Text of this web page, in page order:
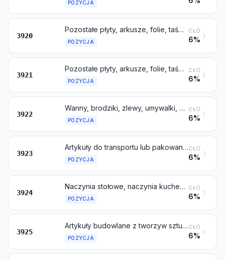
POZYCJA
3920
Pozostałe płyty, arkusze, folie, taśmy i pasy, z tworzyw sztucznych niekomórkowych, niewzmocnionych, nielaminowanych, nieosadzonych na podłożu ani niepołączonych w podobny sposób z innymi materiałami
POZYCJA
CŁO
6%
3921
Pozostałe płyty, arkusze, folie, taśmy i pasy, z tworzyw sztucznych
POZYCJA
CŁO
6%
3922
Wanny, brodziki, zlewy, umywalki, bidety, miski klozetowe, sedesy i pokrywy, spłuczki ustępowe i podobne artykuły sanitarne, z tworzyw sztucznych
POZYCJA
CŁO
6%
3923
Artykuły do transportu lub pakowania towarów, z tworzyw sztucznych; korki, pokrywki, kapsle i pozostałe zamknięcia, z tworzyw sztucznych
POZYCJA
CŁO
6%
3924
Naczynia stołowe, naczynia kuchenne, pozostałe artykuły gospodarstwa domowego i artykuły higieniczne lub toaletowe, z tworzyw sztucznych
POZYCJA
CŁO
6%
3925
Artykuły budowlane z tworzyw sztucznych, gdzie indziej niewymienione ani niewłączone
POZYCJA
CŁO
6%